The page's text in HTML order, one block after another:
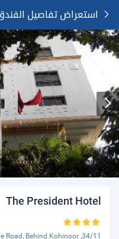
استعراض تفاصيل
The President Hotel
Road, Behind Kohinoor